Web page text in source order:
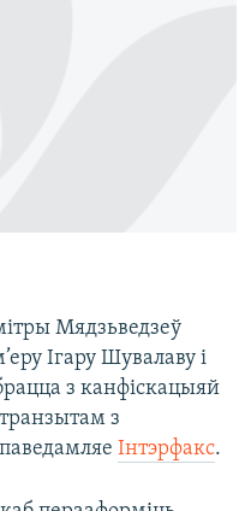
Мядзьведзеў
Ігару Шувалаву і
з канфіскацыяй
з
Інтэрфакс.